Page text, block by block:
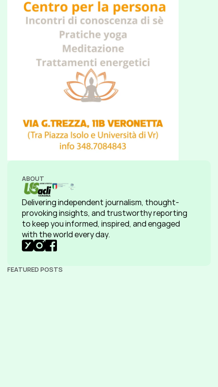
ABOUT
Delivering independent journalism, thought-
provoking insights, and trustworthy reporting
to keep you informed, inspired, and engaged
with the world every day.
FEATURED POSTS